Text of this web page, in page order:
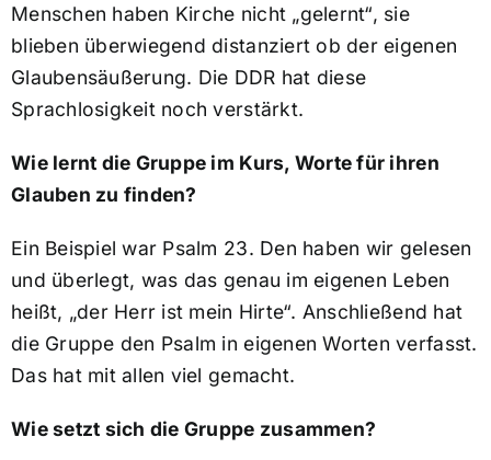
Menschen haben Kirche nicht „gelernt“, sie
blieben überwiegend distanziert ob der eigenen
Glaubensäußerung. Die DDR hat diese
Sprachlosigkeit noch verstärkt.
Wie lernt die Gruppe im Kurs, Worte für ihren
Glauben zu finden?
Ein Beispiel war Psalm 23. Den haben wir gelesen
und überlegt, was das genau im eigenen Leben
heißt, „der Herr ist mein Hirte“. Anschließend hat
die Gruppe den Psalm in eigenen Worten verfasst.
Das hat mit allen viel gemacht.
Wie setzt sich die Gruppe zusammen?